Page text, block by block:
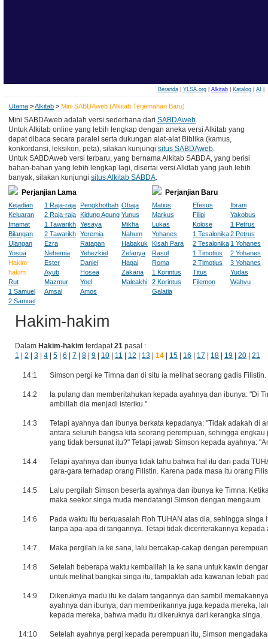
Beranda| YLSA.org| Alkitab| Katalog| AI
Utama >Alkitab > Mini SABDAweb (Alkitab Terjemahan Baru)
Mini SABDAweb adalah versi sederhana dari SABDAweb.
Untuk Alkitab online yang lebih lengkap dengan aneka versi Alkitab yang
dapat dibaca secara paralel serta dukungan alat-alat Biblika (kamus,
konkordansi, leksikon, peta), silakan kunjungi situs SABDAweb.
Untuk SABDAweb versi terbaru, yang bernama Alkitab SABDA, yang berisi
bahan-bahan yang lebih lengkap lagi, disertai versi Alkitab yang jauh lebih
banyak, silakan kunjungi situs Alkitab SABDA.
Perjanjian Lama
Perjanjian Baru
Kejadian
Keluaran
Imamat
Bilangan
Ulangan
Yosua
Hakim-
hakim
Rut
1 Samuel
2 Samuel
1 Raja-raja
2 Raja-raja
1 Tawarikh
2 Tawarikh
Ezra
Nehemia
Ester
Ayub
Mazmur
Amsal
Pengkhotbah
Kidung Agung
Yesaya
Yeremia
Ratapan
Yehezkiel
Daniel
Hosea
Yoel
Amos
Obaja
Yunus
Mikha
Nahum
Habakuk
Zefanya
Hagai
Zakaria
Maleakhi
Matius
Markus
Lukas
Yohanes
Kisah Para
Rasul
Roma
1 Korintus
2 Korintus
Galatia
Efesus
Filipi
Kolose
1 Tesalonika
2 Tesalonika
1 Timotius
2 Timotius
Titus
Filemon
Ibrani
Yakobus
1 Petrus
2 Petrus
1 Yohanes
2 Yohanes
3 Yohanes
Yudas
Wahyu
Hakim-hakim
Dalam Hakim-hakim terdapat21 pasal :
1
2 3 4 5 6 7 8 9 10 11 12 13 14 15 16 17 18 19 20 21
14:1 Simson pergi ke Timna dan di situ ia melihat seorang gadis Filistin.
14:2
Ia pulang dan memberitahukan kepada ayahnya dan ibunya: "Di
ambillah dia menjadi isteriku."
14:3
Tetapi ayahnya dan ibunya berkata kepadanya: "Tidak adakah di
antara seluruh bangsa kita seorang perempuan, sehingga
yang tidak bersunat itu?" Tetapi jawab Simson kepada ayahnya:
14:4
Tetapi ayahnya dan ibunya tidak tahu bahwa hal itu dari pada
gara-gara terhadap orang Filistin. Karena pada masa itu orang
14:5
Lalu pergilah Simson beserta ayahnya dan ibunya ke Timna.
maka seekor singa muda mendatangi Simson dengan mengaum.
14:6
Pada waktu itu berkuasalah Roh TUHAN atas dia, sehingga
tanpa apa-apa di tangannya. Tetapi tidak diceriterakannya
14:7 Maka pergilah ia ke sana, lalu bercakap-cakap dengan
14:8
Setelah beberapa waktu kembalilah ia ke sana untuk kawin
untuk melihat bangkai singa itu, tampaklah ada kawanan lebah
14:9
Dikeruknya madu itu ke dalam tangannya dan sambil
ayahnya dan ibunya, dan memberikannya juga kepada mereka,
kepada mereka, bahwa madu itu dikeruknya dari kerangka singa.
14:10
Setelah ayahnya pergi kepada perempuan itu, Simson